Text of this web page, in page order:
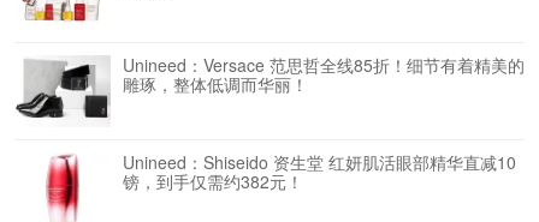
Unineed：Versace 范思哲全线85折！细节有着精美的
雕琢，整体低调而华丽！
Unineed：Shiseido 资生堂 红妍肌活眼部精华直减10
镑，到手仅需约382元！